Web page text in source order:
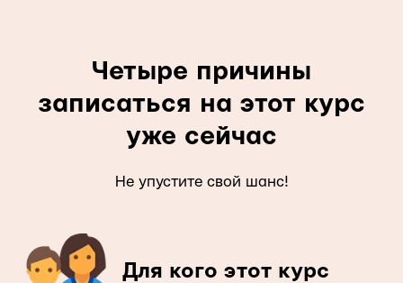
Четыре причины
записаться на этот курс
уже сейчас
Не упустите свой шанс!
Для кого этот курс